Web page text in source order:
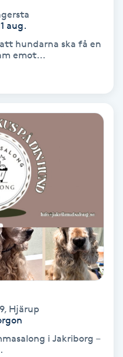
aug.
hundarna ska få en
emot...
, Hjärup
i Jakriborg –